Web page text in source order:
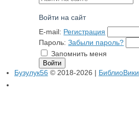
Войти на сайт
E-mail: Регистрация
Пароль: Забыли пароль?
Запомнить меня
Бузулук56 © 2018-2026 | БиблиоВики